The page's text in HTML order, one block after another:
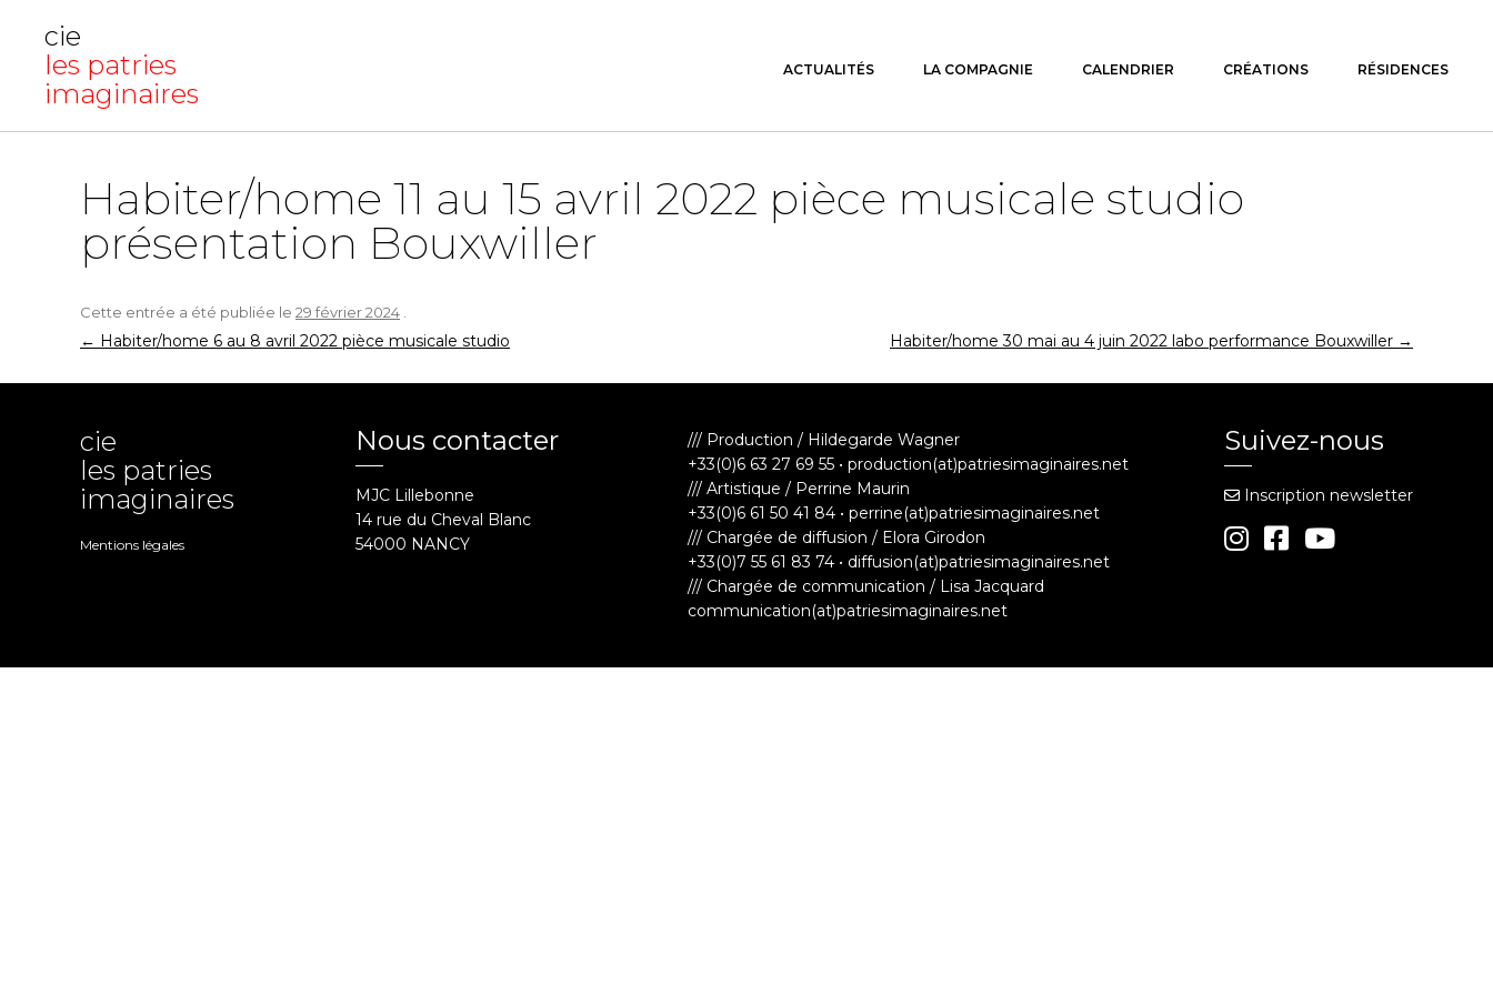
cie
les patries
imaginaires
ACTUALITÉS LA COMPAGNIE CALENDRIER CRÉATIONS RÉSIDENCES
Habiter/home 11 au 15 avril 2022 pièce musicale studio
présentation Bouxwiller
Cette entrée a été publiée le 29 février 2024
Navigation
des
← Habiter/home 6 au 8 avril 2022 pièce musicale studio Habiter/home 30 mai au 4 juin 2022 labo performance Bouxwiller →
cie
les patries
imaginaires
Mentions légales
Nous contacter
MJC Lillebonne
14 rue du Cheval Blanc
54000 NANCY
/// Production / Hildegarde Wagner
+33(0)6 63 27 69 55 • production(at)patriesimaginaires.net
/// Artistique / Perrine Maurin
+33(0)6 61 50 41 84 • perrine(at)patriesimaginaires.net
/// Chargée de diffusion / Elora Girodon
+33(0)7 55 61 83 74 • diffusion(at)patriesimaginaires.net
/// Chargée de communication / Lisa Jacquard
communication(at)patriesimaginaires.net
Suivez-nous
Inscription newsletter